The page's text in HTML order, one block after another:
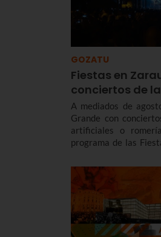
GOZATU
Fiestas en
conciertos de
A mediados de
Grande con
artificiales o
programa de las